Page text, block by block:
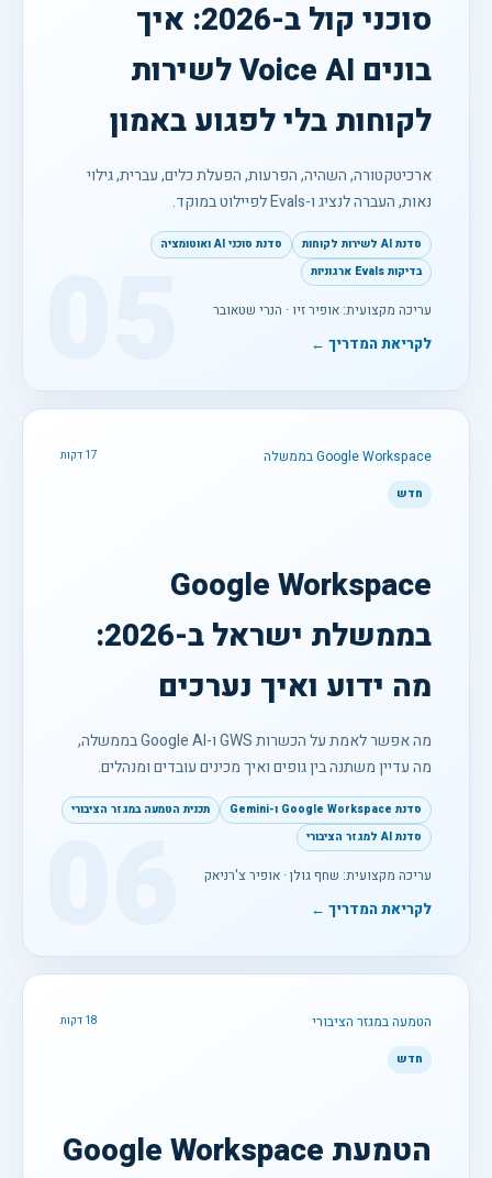
סוכני קול ב-2026: איך
בונים Voice AI לשירות
לקוחות בלי לפגוע באמון
ארכיטקטורה, השהיה, הפרעות, הפעלת כלים, עברית, גילוי
נאות, העברה לנציג ו-Evals לפיילוט במוקד.
סדנת AI לשירות לקוחות
סדנת סוכני AI ואוטומציה
בדיקות Evals ארגוניות
עריכה מקצועית: אופיר זיו · הנרי שטאובר
לקריאת המדריך ←
Google Workspace בממשלה 17 דקות
חדש
Google Workspace
בממשלת ישראל ב-2026:
מה ידוע ואיך נערכים
מה אפשר לאמת על הכשרות GWS ו-Google AI בממשלה,
מה עדיין משתנה בין גופים ואיך מכינים עובדים ומנהלים.
סדנת Google Workspace ו-Gemini
תכנית הטמעה במגזר הציבורי
סדנת AI למגזר הציבורי
עריכה מקצועית: שחף גולן · אופיר צ'רניאק
לקריאת המדריך ←
הטמעה במגזר הציבורי 18 דקות
חדש
הטמעת Google Workspace